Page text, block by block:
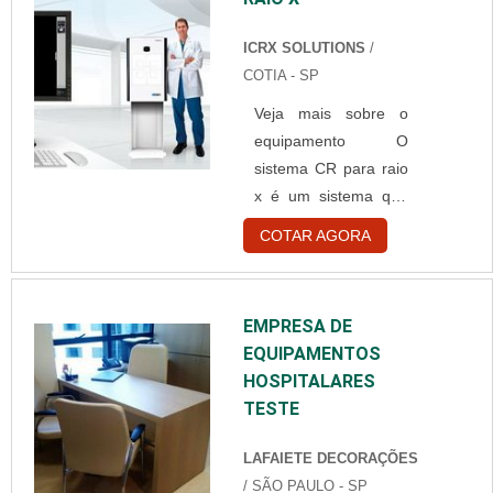
empresa
comprometida com
seus serviços,
consegue encontrar o
site da Best Fabril. É
possível encontrar
capote hospitalar
descartável e gorr...
ICRX SOLUTIONS /
COTIA - SP
Veja mais sobre o
equipamento O
sistema CR para raio
x é um sistema que
possui total
tecnologia, e trabalha
diretamente com o
equipamento CR é
patenteado com a
empresa, com um IP
é colado no cassete.
equipamento do
COTAR AGORA
EMPRESA DE
EQUIPAMENTOS
HOSPITALARES
TESTE
LAFAIETE DECORAÇÕES
/ SÃO PAULO - SP